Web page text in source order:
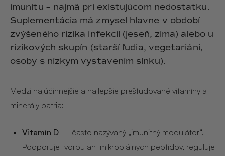
imunitu – najmä pri existujúcom nedostatku.
Suplementácia má zmysel hlavne v období
zvýšeného rizika infekcií (jeseň, zima) alebo u
rizikových skupín (starší ľudia, vegetariáni,
osoby s nízkym vystavením slnku).
Medzi najúčinnejšie a najlepšie preštudované vitamíny a
minerály patria:
Vitamín D — často nazývaný „imunitný modulátor“.
Podporuje tvorbu antimikrobiálnych peptidov, reguluje
L'AMOUR
ROUGE
CASHMERE
NOIX
ANGĒLIQUE